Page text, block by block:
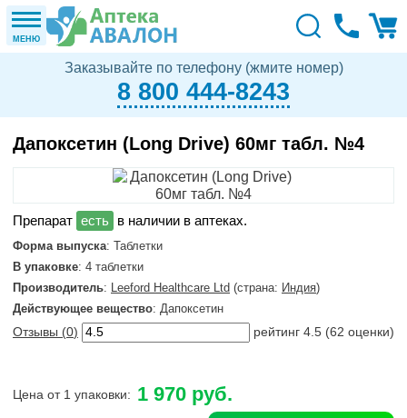
МЕНЮ
Заказывайте по телефону (жмите номер)
8 800 444-8243
Дапоксетин (Long Drive) 60мг табл. №4
в наличии в аптеках.
Форма выпуска: Таблетки
В упаковке: 4 таблетки
Производитель: Leeford Healthcare Ltd (страна: Индия)
Действующее вещество: Дапоксетин
Отзывы (0) рейтинг 4.5 (62 оценки)
Цена от 1 упаковки: 1 970 руб.